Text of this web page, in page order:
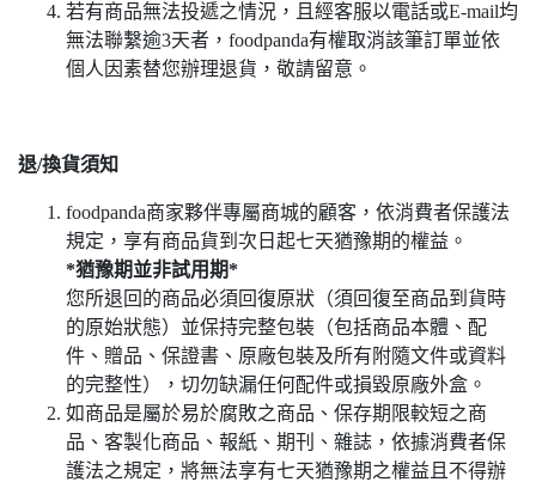
若有商品無法投遞之情況，且經客服以電話或E-mail均
無法聯繫逾3天者，foodpanda有權取消該筆訂單並依
個人因素替您辦理退貨，敬請留意。
退/換貨須知
foodpanda商家夥伴專屬商城的顧客，依消費者保護法
規定，享有商品貨到次日起七天猶豫期的權益。
*猶豫期並非試用期*
您所退回的商品必須回復原狀（須回復至商品到貨時
的原始狀態）並保持完整包裝（包括商品本體、配
件、贈品、保證書、原廠包裝及所有附隨文件或資料
的完整性），切勿缺漏任何配件或損毀原廠外盒。
如商品是屬於易於腐敗之商品、保存期限較短之商
品、客製化商品、報紙、期刊、雜誌，依據消費者保
護法之規定，將無法享有七天猶豫期之權益且不得辦